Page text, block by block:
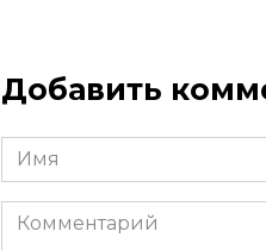
Добавить
Имя
*
Комментарий